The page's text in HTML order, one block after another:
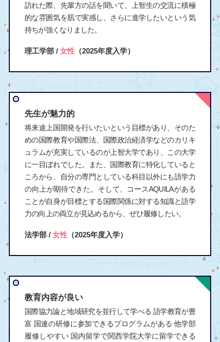
訪れた際、先輩方の話を聞いて、上智生の交流に積極
的な雰囲気を肌で実感し、さらに進学したいという気
持ちが強くなりました。
理工学部 / 女性（2025年度入学）
先生が魅力的
将来途上国開発を行いたいという目標があり、そのた
めの国際教育や国際法、国際政治経済学などのカリキ
ュラムが充実しているのが上智大学であり、この大学
に一目ぼれでした。また、国際教育に特化していると
ころから、自分の専門としている科目以外にも語学力
の向上が期待できた。そして、コースAQUILAがある
ことが自身が目標とする国際関係に対する知識と語学
力の向上の両立が見込めるから、ぜひ履修したい。
法学部 / 女性（2025年度入学）
教育内容が良い
国際協力論と地域研究を並行して学べる 語学教育が豊
富 国連の研修に参加できるプログラムがある 他学部
履修しやすい 国内留学で関西学院大学に留学できる